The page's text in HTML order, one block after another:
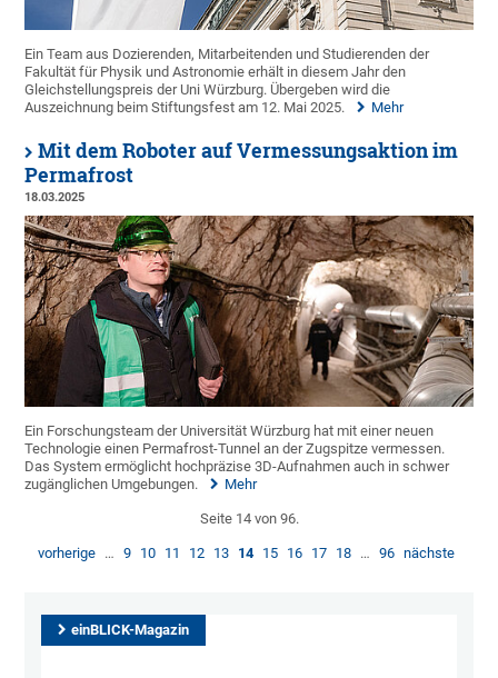
Ein Team aus Dozierenden, Mitarbeitenden und Studierenden der
Fakultät für Physik und Astronomie erhält in diesem Jahr den
Gleichstellungspreis der Uni Würzburg. Übergeben wird die
Auszeichnung beim Stiftungsfest am 12. Mai 2025.
Mehr
Mit dem Roboter auf Vermessungsaktion im
Permafrost
18.03.2025
Ein Forschungsteam der Universität Würzburg hat mit einer neuen
Technologie einen Permafrost-Tunnel an der Zugspitze vermessen.
Das System ermöglicht hochpräzise 3D-Aufnahmen auch in schwer
zugänglichen Umgebungen.
Mehr
Seite 14 von 96.
vorherige … 9 10 11 12 13 14 15 16 17 18 … 96 nächste
einBLICK-Magazin